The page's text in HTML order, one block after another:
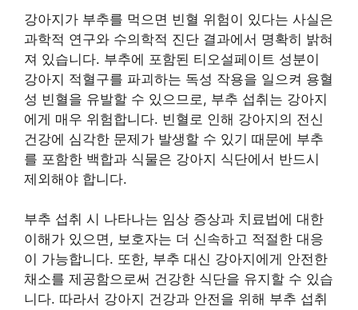
강아지가 부추를 먹으면 빈혈 위험이 있다는 사실은
과학적 연구와 수의학적 진단 결과에서 명확히 밝혀
져 있습니다. 부추에 포함된 티오설페이트 성분이
강아지 적혈구를 파괴하는 독성 작용을 일으켜 용혈
성 빈혈을 유발할 수 있으므로, 부추 섭취는 강아지
에게 매우 위험합니다. 빈혈로 인해 강아지의 전신
건강에 심각한 문제가 발생할 수 있기 때문에 부추
를 포함한 백합과 식물은 강아지 식단에서 반드시
제외해야 합니다.
부추 섭취 시 나타나는 임상 증상과 치료법에 대한
이해가 있으면, 보호자는 더 신속하고 적절한 대응
이 가능합니다. 또한, 부추 대신 강아지에게 안전한
채소를 제공함으로써 건강한 식단을 유지할 수 있습
니다. 따라서 강아지 건강과 안전을 위해 부추 섭취